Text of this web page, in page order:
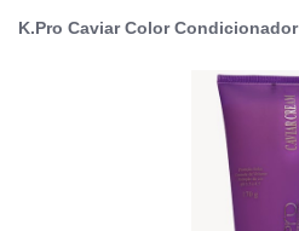
K.Pro Caviar Color Condicionador